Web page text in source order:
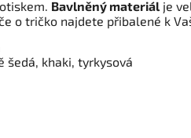
Bavlněný materiál je
o tričko najdete přibalené k
šedá, khaki, tyrkysová